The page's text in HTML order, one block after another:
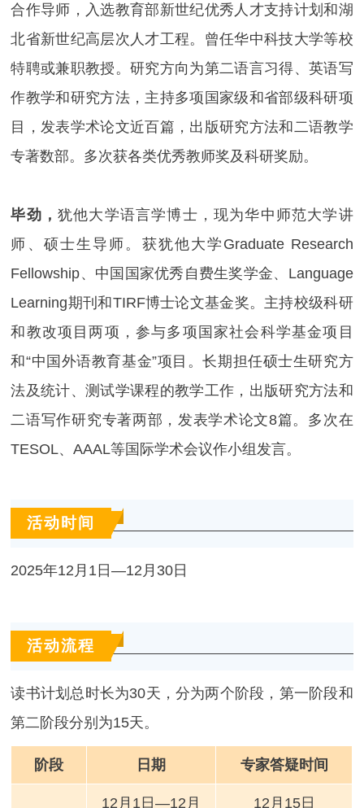
合作导师，入选教育部新世纪优秀人才支持计划和湖
北省新世纪高层次人才工程。曾任华中科技大学等校
特聘或兼职教授。研究方向为第二语言习得、英语写
作教学和研究方法，主持多项国家级和省部级科研项
目，发表学术论文近百篇，出版研究方法和二语教学
专著数部。多次获各类优秀教师奖及科研奖励。
毕劲，犹他大学语言学博士，现为华中师范大学讲
师、硕士生导师。获犹他大学Graduate Research
Fellowship、中国国家优秀自费生奖学金、 Language
Learning期刊和TIRF博士论文基金奖。主持校级科研
和教改项目两项，参与多项国家社会科学基金项目
和“中国外语教育基金”项目。长期担任硕士生研究方
法及统计、测试学课程的教学工作，出版研究方法和
二语写作研究专著两部，发表学术论文8篇。多次在
TESOL、AAAL等国际学术会议作小组发言。
活动时间
2025年12月1日—12月30日
活动流程
读书计划总时长为30天，分为两个阶段，第一阶段和
第二阶段分别为15天。
阶段 日期 专家答疑时间
12月1日—12月 12月15日